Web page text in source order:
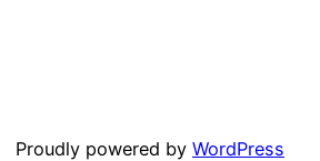
Proudly powered by WordPress